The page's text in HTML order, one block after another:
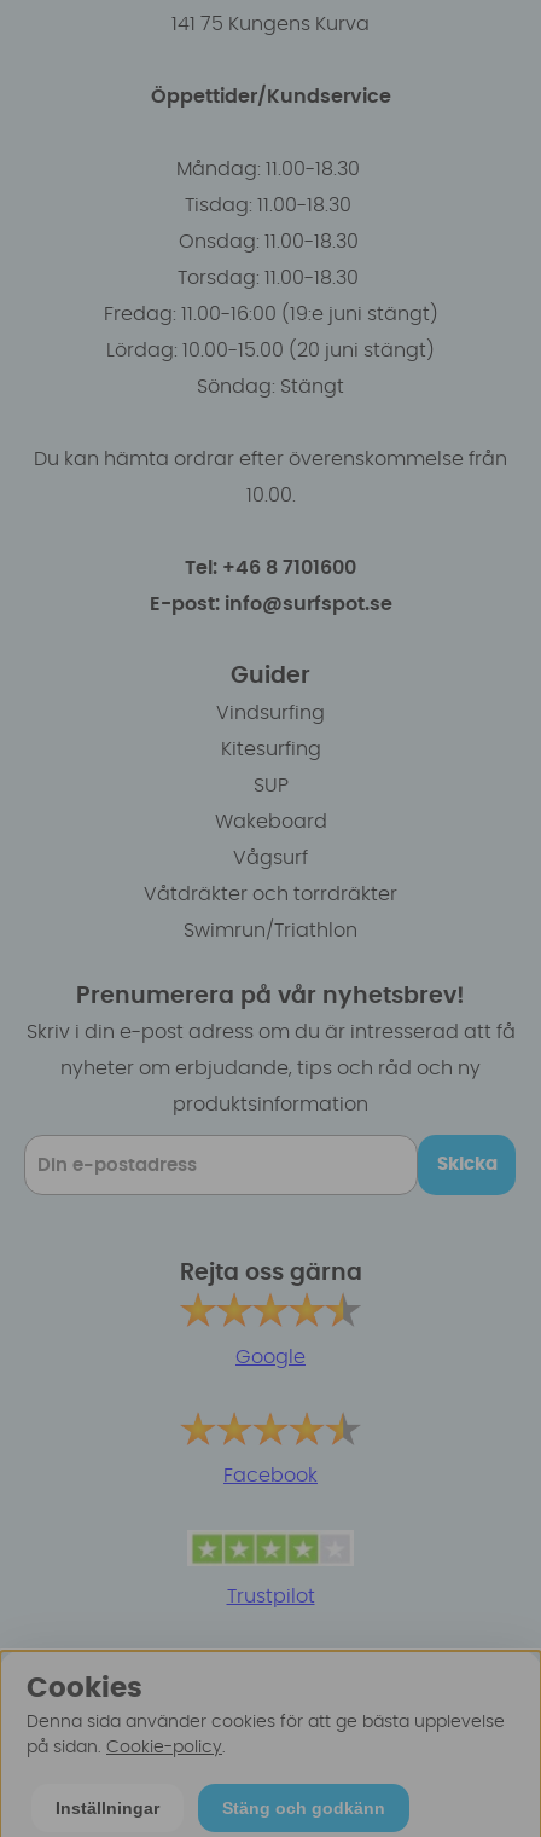
141 75 Kungens Kurva
Öppettider/Kundservice
Måndag: 11.00-18.30
Tisdag: 11.00-18.30
Onsdag: 11.00-18.30
Torsdag: 11.00-18.30
Fredag: 11.00-16:00 (19:e juni stängt)
Lördag: 10.00-15.00 (20 juni stängt)
Söndag: Stängt
Du kan hämta ordrar efter överenskommelse från
10.00.
Tel: +46 8 7101600
E-post: info@surfspot.se
Guider
Vindsurfing
Kitesurfing
SUP
Wakeboard
Vågsurf
Våtdräkter och torrdräkter
Swimrun/Triathlon
Prenumerera på vår nyhetsbrev!
Skriv i din e-post adress om du är intresserad att få
nyheter om erbjudande, tips och råd och ny
produktsinformation
Skicka
Rejta oss gärna
Google
Facebook
Trustpilot
mer här
Cookies
Denna sida använder cookies för att ge bästa upplevelse
på sidan. Cookie-policy.
Inställningar Stäng och godkänn